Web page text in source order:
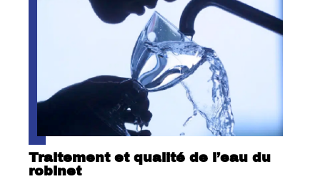
Traitement et qualité de l’eau du
robinet